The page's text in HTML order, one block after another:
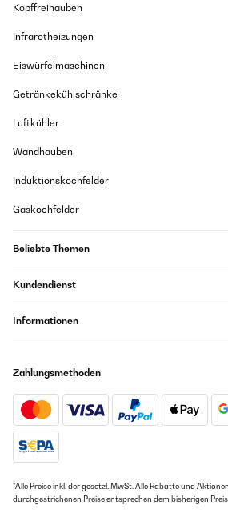
Kopffreihauben
Infrarotheizungen
Eiswürfelmaschinen
Getränkekühlschränke
Luftkühler
Wandhauben
Induktionskochfelder
Gaskochfelder
Beliebte Themen
Kundendienst
Informationen
Zahlungsmethoden
*Alle Preise inkl. der gesetzl. MwSt. Alle Rabatte und
durchgestrichenen Preise entsprechen dem bisherigen Preis